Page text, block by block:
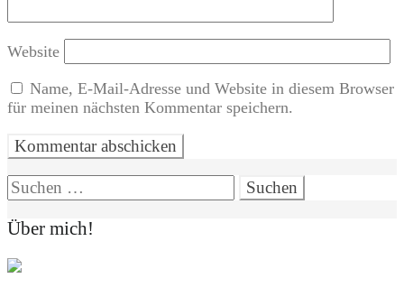
Website
Name, E-Mail-Adresse und Website in diesem Browser
für meinen nächsten Kommentar speichern.
Suchen
nach:
Über mich!